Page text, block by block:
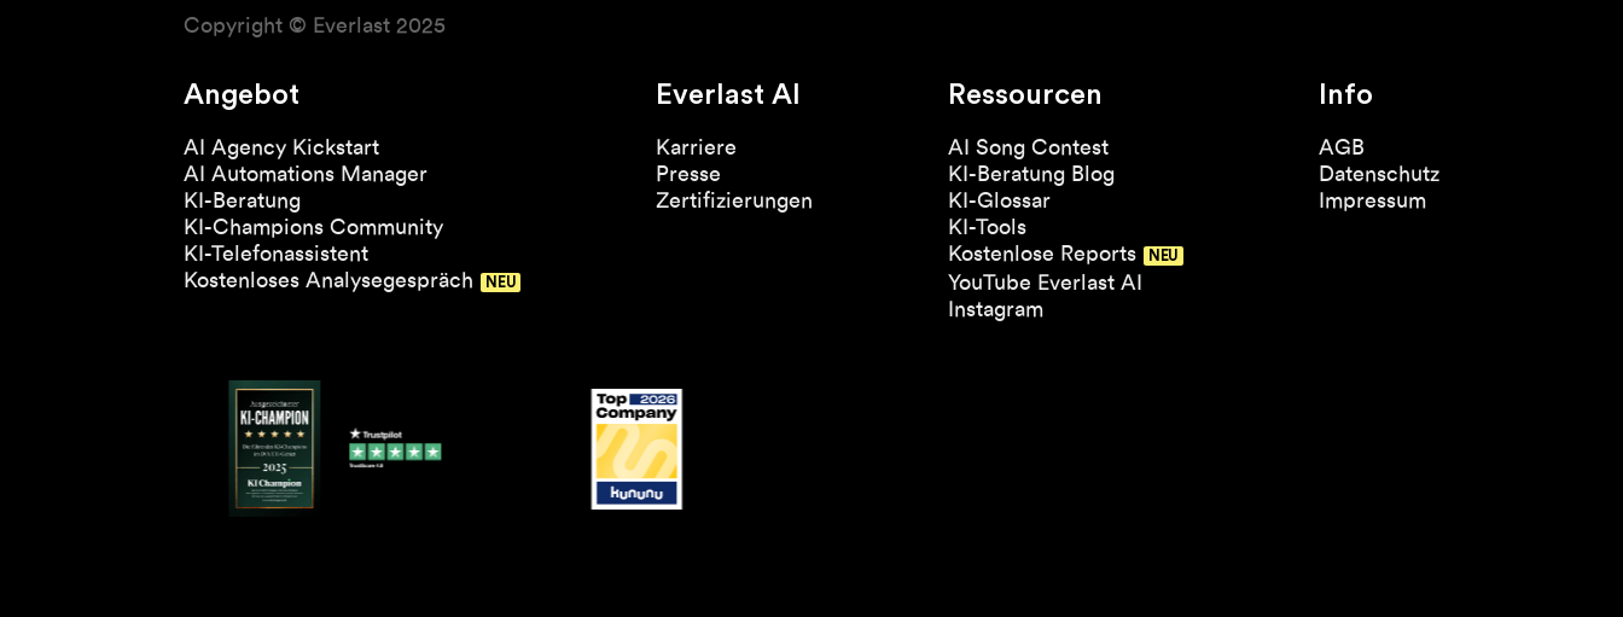
Copyright © Everlast 2025
Angebot
AI Agency Kickstart
AI Automations Manager
KI-Beratung
KI-Champions Community
KI-Telefonassistent
Kostenloses Analysegespräch
Everlast AI
Karriere
Presse
Zertifizierungen
Ressourcen
AI Song Contest
KI-Beratung Blog
KI-Glossar
KI-Tools
Kostenlose Reports
YouTube Everlast AI
Instagram
Info
AGB
Datenschutz
Impressum